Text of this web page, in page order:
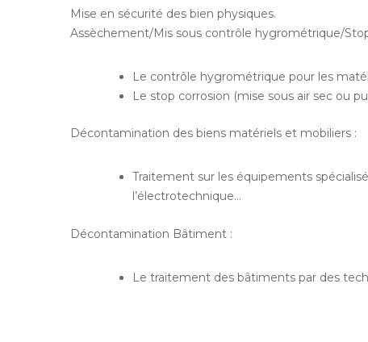
Mise en sécurité des bien physiques.
Assèchement/Mis sous contrôle hygrométrique/
Le contrôle hygrométrique pour les
Le stop corrosion (mise sous air sec ou
Décontamination des biens matériels et mobiliers :
Traitement sur les équipements
l’électrotechnique…
Décontamination Bâtiment :
Le traitement des bâtiments par des